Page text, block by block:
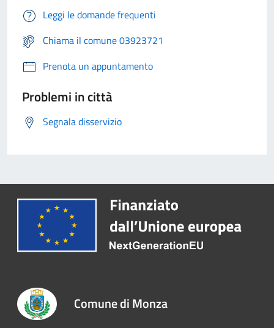
Leggi le domande frequenti
Chiama il comune 03923721
Prenota un appuntamento
Problemi in città
Segnala disservizio
Comune di Monza